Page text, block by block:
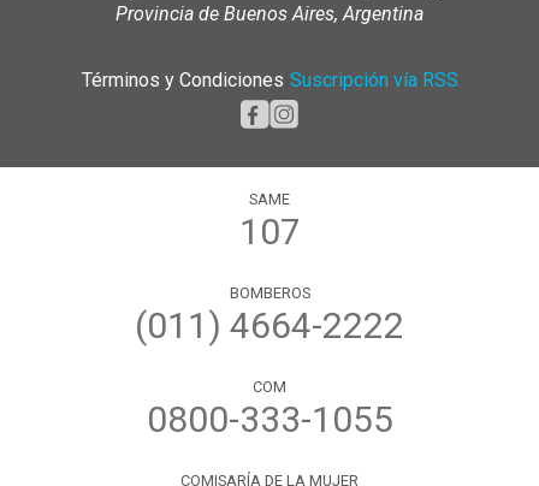
Provincia de Buenos Aires, Argentina
Términos y Condiciones Suscripción vía RSS
SAME
107
BOMBEROS
(011) 4664-2222
COM
0800-333-1055
COMISARÍA DE LA MUJER